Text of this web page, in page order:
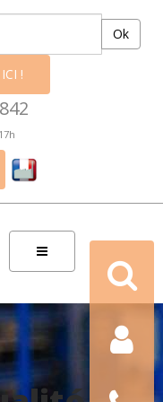
Ok
!